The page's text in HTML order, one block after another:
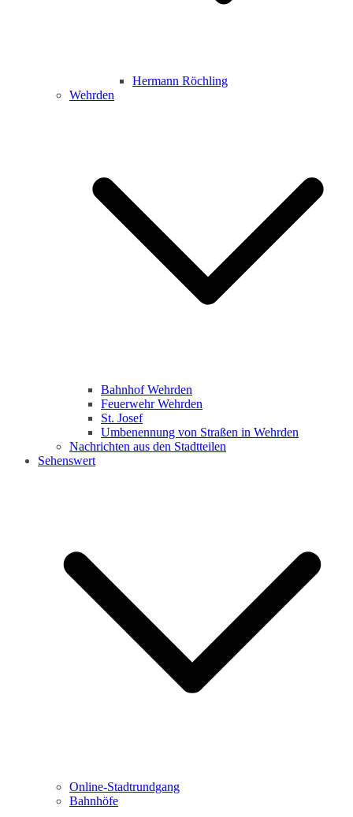
Hermann Röchling
Wehrden
Bahnhof Wehrden
Feuerwehr Wehrden
St. Josef
Umbenennung von Straßen in Wehrden
Nachrichten aus den Stadtteilen
Sehenswert
Online-Stadtrundgang
Bahnhöfe